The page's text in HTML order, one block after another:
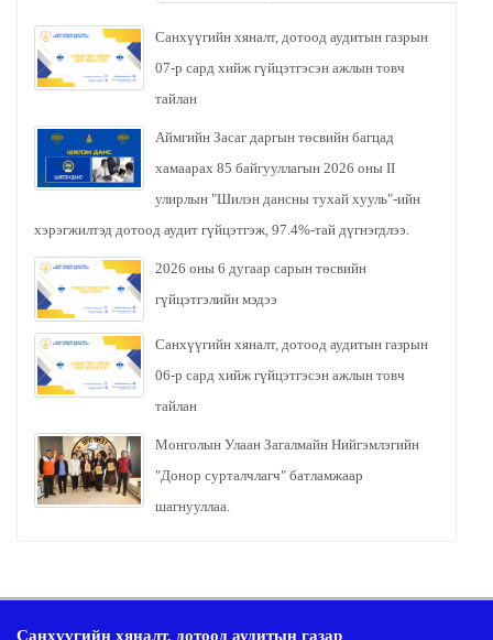
Санхүүгийн хяналт, дотоод аудитын газрын
07-р сард хийж гүйцэтгэсэн ажлын товч
тайлан
Аймгийн Засаг даргын төсвийн багцад
хамаарах 85 байгууллагын 2026 оны II
улирлын "Шилэн дансны тухай хууль"-ийн
хэрэгжилтэд дотоод аудит гүйцэтгэж, 97.4%-тай дүгнэгдлээ.
2026 оны 6 дугаар сарын төсвийн
гүйцэтгэлийн мэдээ
Санхүүгийн хяналт, дотоод аудитын газрын
06-р сард хийж гүйцэтгэсэн ажлын товч
тайлан
Монголын Улаан Загалмайн Нийгэмлэгийн
"Донор сурталчлагч" батламжаар
шагнууллаа.
Санхүүгийн хяналт, дотоод аудитын газар